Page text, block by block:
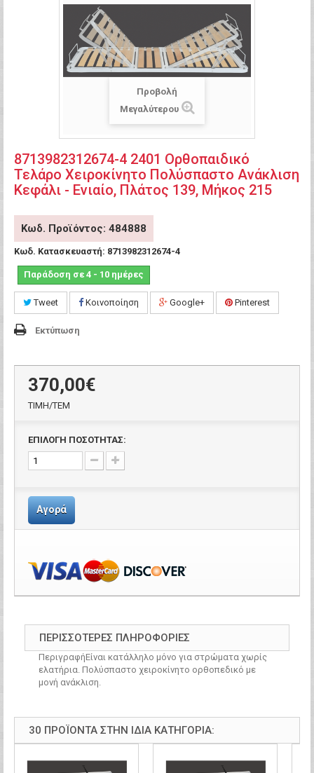
Προβολή
Μεγαλύτερου
8713982312674-4 2401 Ορθοπαιδικό
Τελάρο Χειροκίνητο Πολύσπαστο Ανάκλιση
Κεφάλι - Ενιαίο, Πλάτος 139, Μήκος 215
Κωδ. Προϊόντος: 484888
Κωδ. Κατασκευαστή: 8713982312674-4
Παράδοση σε 4 - 10 ημέρες
Tweet Κοινοποίηση Google+ Pinterest
Εκτύπωση
370,00€
ΤΙΜH/ΤΕΜ
ΕΠΙΛΟΓΗ ΠΟΣΟΤΗΤΑΣ:
Αγορά
ΠΕΡΙΣΣΌΤΕΡΕΣ ΠΛΗΡΟΦΟΡΊΕΣ
ΠεριγραφήΕίναι κατάλληλο μόνο για στρώματα χωρίς
ελατήρια. Πολύσπαστο χειροκίνητο ορθοπεδικό με
μονή ανάκλιση.
30 ΠΡΟΪΌΝΤΑ ΣΤΗΝ ΊΔΙΑ ΚΑΤΗΓΟΡΊΑ: